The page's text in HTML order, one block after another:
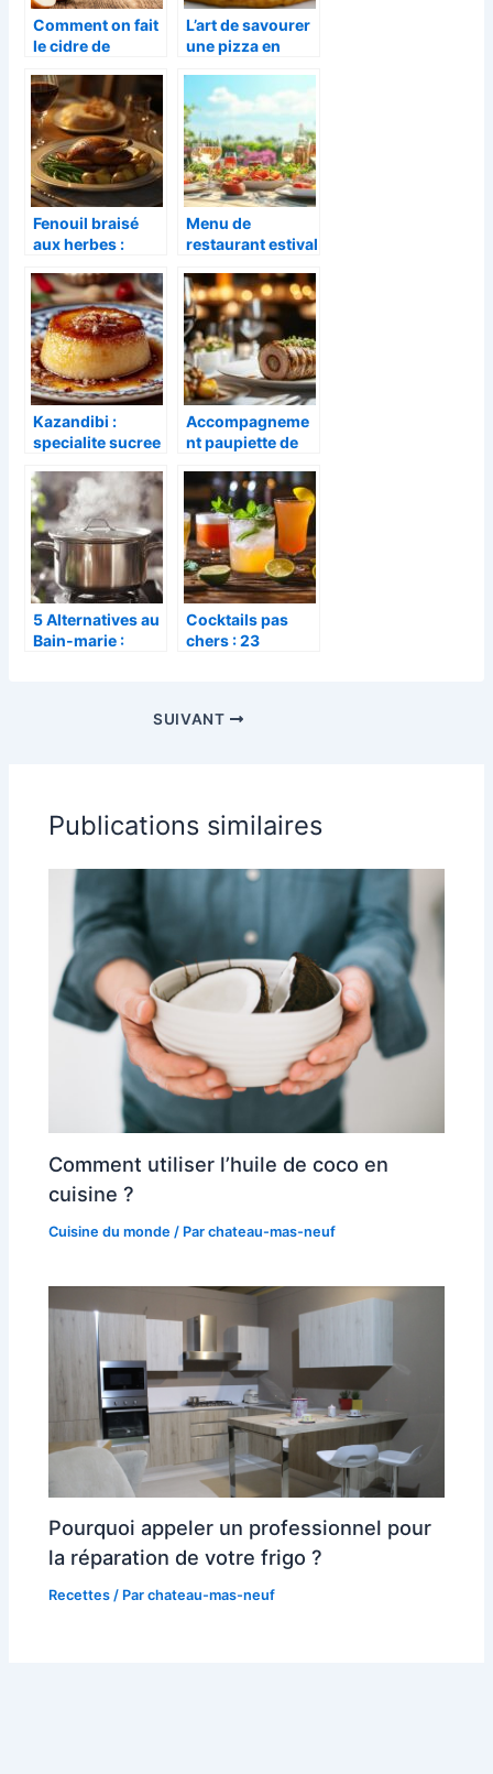
Comment on fait
le cidre de
L’art de savourer
une pizza en
Fenouil braisé
aux herbes :
nt raffiné du
confit de canard
Menu de
restaurant estival
sur les rives
mediterraneenne
s
Kazandibi :
specialite sucree
Comment reussir
ce pudding
caramelise a la
maison
Accompagneme
nt paupiette de
meilleures
recettes simples
pour tous les
jours
5 Alternatives au
Bain-marie :
Cocktails pas
chers : 23
toutes les
SUIVANT
Publications similaires
Comment utiliser l’huile de coco en
cuisine ?
Cuisine du monde / Parchateau-mas-neuf
Pourquoi appeler un professionnel pour
la réparation de votre frigo ?
Recettes / Parchateau-mas-neuf